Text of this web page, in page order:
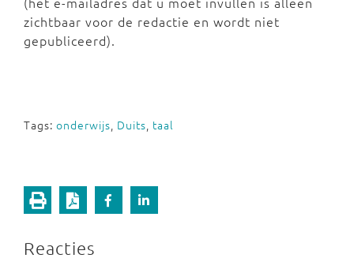
zichtbaar voor de redactie en wordt niet
gepubliceerd).
Tags: onderwijs, Duits, taal
Reacties